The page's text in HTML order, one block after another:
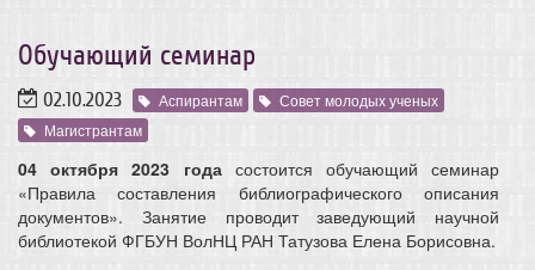
Обучающий семинар
02.10.2023 Аспирантам
Совет молодых ученых
Магистрантам
04 октября 2023 года состоится обучающий семинар
«Правила составления библиографического описания
документов».
Занятие проводит заведующий научной
библиотекой ФГБУН ВолНЦ РАН Татузова Елена Борисовна.